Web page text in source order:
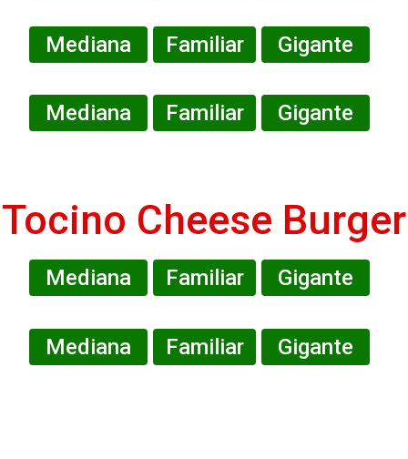
Mediana Familiar Gigante
Mediana Familiar Gigante
Tocino Cheese Burger
Mediana Familiar Gigante
Mediana Familiar Gigante